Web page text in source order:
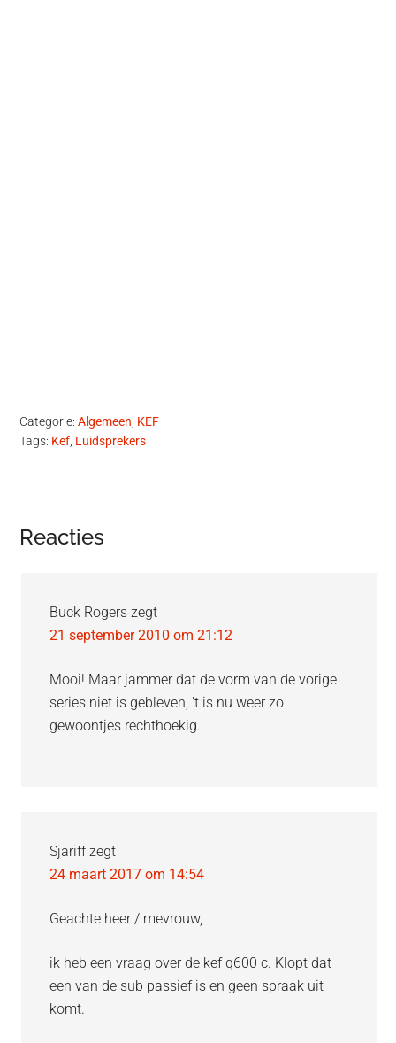
Categorie:Algemeen, KEF
Tags: Kef, Luidsprekers
Lees
Reacties
Buck Rogers zegt
21 september 2010 om 21:12
Mooi! Maar jammer dat de vorm van de vorige
series niet is gebleven, ’t is nu weer zo
gewoontjes rechthoekig.
Sjariff zegt
24 maart 2017 om 14:54
Geachte heer / mevrouw,
ik heb een vraag over de kef q600 c. Klopt dat
een van de sub passief is en geen spraak uit
komt.